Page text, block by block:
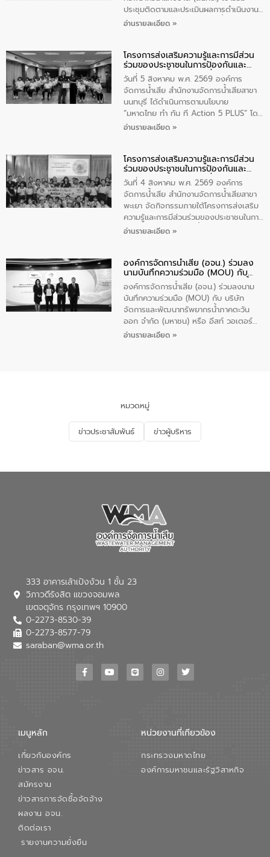
ประชุมติดตามและประเมินผลการดำเนินงาน
ตามพระราชบัญญัติทรัพยากรน้ำ พ.ศ. 2561
วัดสิงห์ จังหวัดชัยนาท โดยมีนายแสงชัย
สุขชื่น นายกเทศมนตรีตำบลวัดสิงห์ คณะผู้
บริหารเทศบาลตำบลวัดสิงห์ ผู้นำชุมชน และ
ประชาชนในพื้นที่เทศบาลตำบลวัดสิงก์ที่มี
ส่วนได้ส่วนเสียในโครงก่อสร้างศูนย์บริหาร
จัดการคุณภาพน้ำเทศบาลตำบลวัดสิงห์
จังหวัดชัยนาท ให้การต้อนรับ
อ่านรายละเอียด »
โครงการส่งเสริมความรู้และการมีส่วน
ร่วมของประชาชนในการป้องกันและ
แก้ไขปัญหาน้ำเสียอย่างยั่งยืน
วันที่ 5 สิงหาคม พ.ศ. 2569 องค์การ
จัดการน้ำเสีย สำนักงานจัดการน้ำเสียสาขา
นนทบุรี ได้ดำเนินการตามนโยบาย
“มหาดไทย ทำ ทัน ที Action 5 PLUS” โดย
จัดโครงการส่งเสริมความรู้และการมีส่วน
“ชุมชนร่วมใจ น้ำใสยั่งยืน” ได้บรรยายให้
ความรู้เกี่ยวกับการจัดการน้ำเสียและการใช้
ถังดักไขมันให้แก่นักเรียนโรงเรียนวัดบ่อ
(นันทวิทยา) เทศบาลนครปากเกร็ด อำเภอ
ปากเกร็ด จังหวัดนนทบุรี จำนวน 30 คน
อ่านรายละเอียด »
โครงการส่งเสริมความรู้และการมีส่วน
ร่วมของประชาชนในการป้องกันและ
แก้ไขปัญหาน้ำเสียอย่างยั่งยืน
วันที่ 4 สิงหาคม พ.ศ. 2569 องค์การ
จัดการน้ำเสีย สำนักงานจัดการน้ำเสียสาขา
พะเยา จัดกิจกรรมภายใต้โครงการส่งเสริม
ความรู้และการมีส่วนร่วมของประชาชนในการ
ป้องกันและแก้ไขปัญหาน้ำเสียอย่างยั่งยืน
ชุมชนและการบำบัดน้ำเสียเบื้องต้น ให้กับ
นักเรียนชั้นประถมศึกษาปีที่ 5 โรงเรียน
เทศบาล 1 (พะเยาประชานุกูล) จำนวน 30
คน
อ่านรายละเอียด »
องค์การจัดการน้ำเสีย (อจน.) ร่วมลง
นามบันทึกความร่วมมือ (MOU) กับ
บริษัท จัดการและพัฒนาทรัพยากรน้ำ
ภาคตะวันออก จำกัด (มหาชน) หรือ อีส
ท์ วอเตอร์
องค์การจัดการน้ำเสีย (อจน.) ร่วมลงนาม
บันทึกความร่วมมือ (MOU) กับ บริษัท
จัดการและพัฒนาทรัพยากรน้ำภาคตะวัน
ออก จำกัด (มหาชน) หรือ อีสท์ วอเตอร์
เมื่อวันอังคารที่ 4 สิงหาคม 2569 ณ ห้อง
ด้านน้ำของประเทศ และเตรียมความพร้อม
รองรับการเติบโตของเมือง รวมถึงการ
ลงทุนในอุตสาหกรรมแห่งอนาคต ตลอดจน
มุ่งตอบโจทย์ความท้าทายจากวิกฤตการ
ในครั้งนี้เป็นการดึงจุดแข็งและความ
(อจน.) มาผสานกับประสบการณ์และ
เทคโนโลยีโครงข่ายน้ำครบวงจรในพื้นที่ EEC
ของอีสท์ วอเตอร์ เพื่อร่วมกันศึกษา
เทคโนโลยีการปรับปรุงคุณภาพน้ำ (Water
Reuse) และพัฒนารูปแบบการดำเนินงาน
ใช้น้ำที่พุ่งสูงขึ้นจากการขยายตัวของ
การองค์การจัดการน้ำเสีย กล่าวถึงภารกิจ
เพื่อสนับสนุนการพัฒนาเมืองอย่างยั่งยืน
ขณะที่ นายบดินทร์ อุดล กรรมการผู้อำนวย
สมดุลทางเศรษฐกิจและสิ่งแวดล้อมได้อย่าง
ภาคเอกชนในครั้งนี้ นับเป็นก้าวสำคัญของ
องค์การจัดการน้ำเสีย (อจน.) ในการร่วมวาง
อ่านรายละเอียด »
หมวดหมู่
ข่าวประชาสัมพันธ์ ข่าวผู้บริหาร
333 อาคารเล้าเป้งง้วน 1 ชั้น 23
วิภาวดีรังสิต แขวงจอมพล
เขตจตุจักร กรุงเทพฯ 10900
0-2273-8530-39
0-2273-8577-79
saraban@wma.or.th
เมนูหลัก
เกี่ยวกับองค์กร
ข่าวสาร อจน.
สมัครงาน
ข่าวสารการจัดซื้อจัดจ้าง
ผลงาน อจน.
ติดต่อเรา
รายงานความยั่งยืน
หน่วยงานที่เกียวข้อง
กระทรวงมหาดไทย
องค์การมหาชนและรัฐวิสาหกิจ